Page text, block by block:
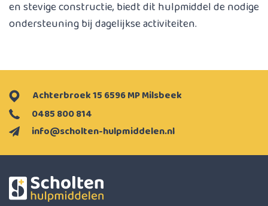
en stevige constructie, biedt dit hulpmiddel de nodige
ondersteuning bij dagelijkse activiteiten.
info@scholten-hulpmiddelen.nl
0485 800 814
Achterbroek 15 6596 MP Milsbeek